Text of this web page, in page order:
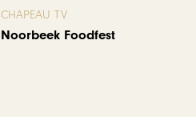
CHAPEAU TV
Noorbeek Foodfest